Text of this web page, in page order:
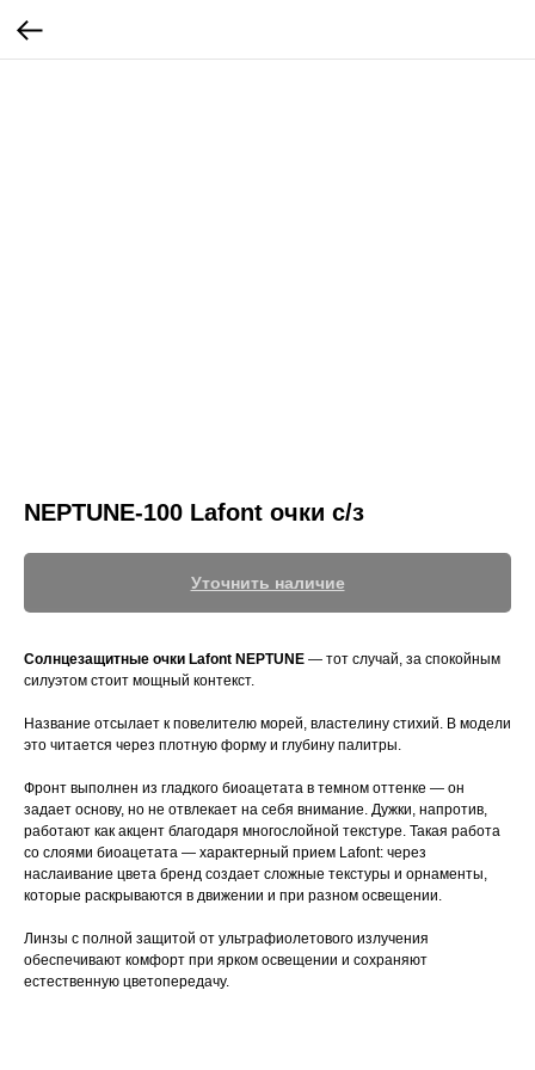
NEPTUNE-100 Lafont очки c/з
Уточнить наличие
Солнцезащитные очки Lafont NEPTUNE — тот случай, за спокойным
силуэтом стоит мощный контекст.
Название отсылает к повелителю морей, властелину стихий. В модели
это читается через плотную форму и глубину палитры.
Фронт выполнен из гладкого биоацетата в темном оттенке — он
задает основу, но не отвлекает на себя внимание. Дужки, напротив,
работают как акцент благодаря многослойной текстуре. Такая работа
со слоями биоацетата — характерный прием Lafont: через
наслаивание цвета бренд создает сложные текстуры и орнаменты,
которые раскрываются в движении и при разном освещении.
Линзы с полной защитой от ультрафиолетового излучения
обеспечивают комфорт при ярком освещении и сохраняют
естественную цветопередачу.